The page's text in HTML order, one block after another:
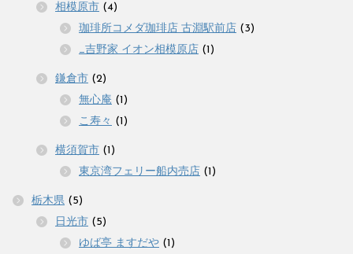
相模原市 (4)
珈琲所コメダ珈琲店 古淵駅前店 (3)
_吉野家 イオン相模原店 (1)
鎌倉市 (2)
無心庵 (1)
こ寿々 (1)
横須賀市 (1)
東京湾フェリー船内売店 (1)
栃木県 (5)
日光市 (5)
ゆば亭 ますだや (1)